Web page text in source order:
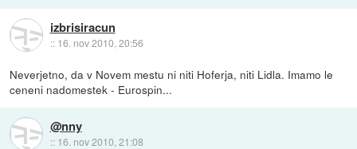
izbrisiracun
:: 16. nov 2010, 20:56
Neverjetno, da v Novem mestu ni niti Hoferja, niti Lidla. Imamo le
ceneni nadomestek - Eurospin...
@nny
:: 16. nov 2010, 21:08